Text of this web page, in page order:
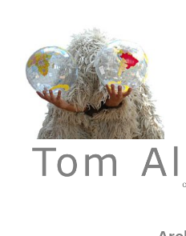
Tom Albrecht